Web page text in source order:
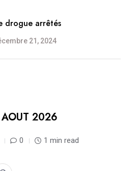
drogue arrêtés
21, 2024
2026
0 1 min read